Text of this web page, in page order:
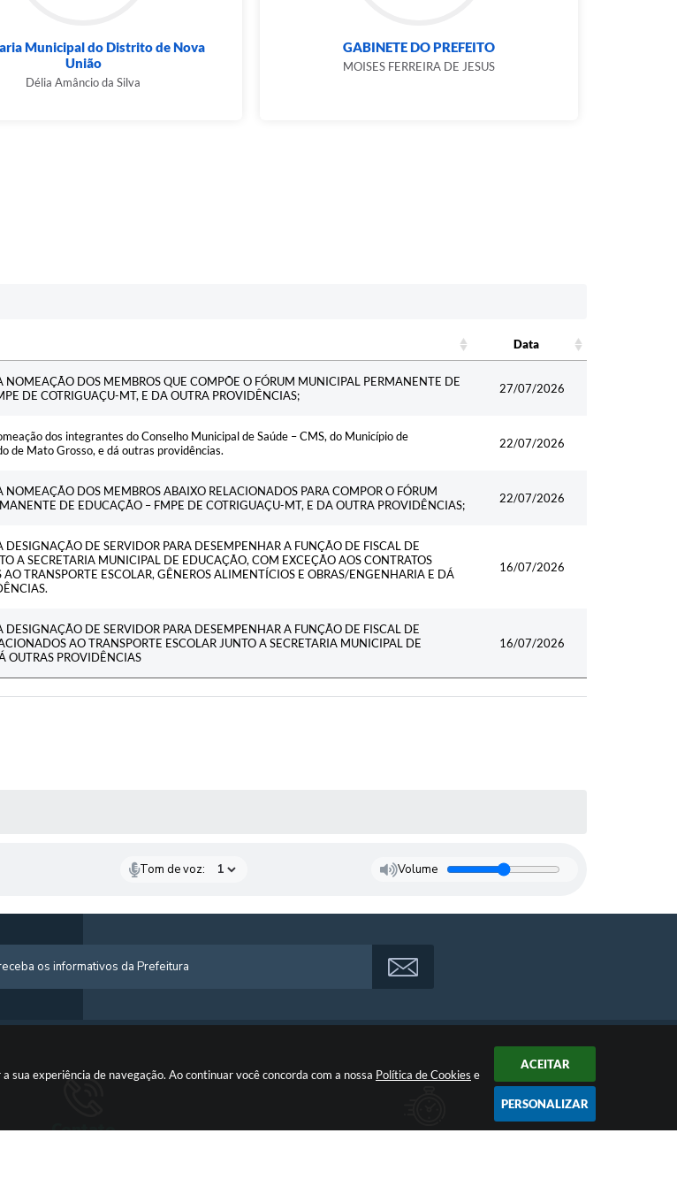
experiência de navegação. Ao continuar você concorda com a nossa Política de Cookies e
ACEITAR
PERSONALIZAR
Municipal do Distrito de Nova
União
Délia Amâncio da Silva
GABINETE DO PREFEITO
MOISES FERREIRA DE JESUS
Data
NOMEAÇÃO DOS MEMBROS QUE COMPÕE O FÓRUM MUNICIPAL PERMANENTE DE
DE COTRIGUAÇU-MT, E DA OUTRA PROVIDÊNCIAS;
27/07/2026
dos integrantes do Conselho Municipal de Saúde – CMS, do Município de
de Mato Grosso, e dá outras providências.
22/07/2026
NOMEAÇÃO DOS MEMBROS ABAIXO RELACIONADOS PARA COMPOR O FÓRUM
DE EDUCAÇÃO – FMPE DE COTRIGUAÇU-MT, E DA OUTRA PROVIDÊNCIAS;
22/07/2026
DESIGNAÇÃO DE SERVIDOR PARA DESEMPENHAR A FUNÇÃO DE FISCAL DE
A SECRETARIA MUNICIPAL DE EDUCAÇÃO, COM EXCEÇÃO AOS CONTRATOS
AO TRANSPORTE ESCOLAR, GÊNEROS ALIMENTÍCIOS E OBRAS/ENGENHARIA E DÁ
16/07/2026
DESIGNAÇÃO DE SERVIDOR PARA DESEMPENHAR A FUNÇÃO DE FISCAL DE
AO TRANSPORTE ESCOLAR JUNTO A SECRETARIA MUNICIPAL DE
OUTRAS PROVIDÊNCIAS
16/07/2026
Tom de voz: Volume
Contato